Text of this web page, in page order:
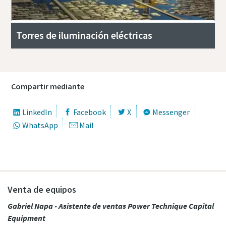
Torres de iluminación eléctricas
Compartir mediante
LinkedIn Facebook X
Messenger
WhatsApp
Mail
Venta de equipos
Gabriel Napa - Asistente de ventas Power Technique Capital
Equipment